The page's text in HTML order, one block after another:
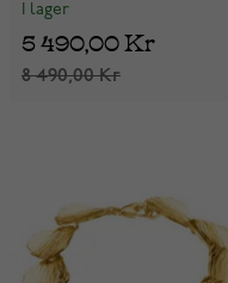
I lager
8 490,00 Kr
5 490,00 Kr